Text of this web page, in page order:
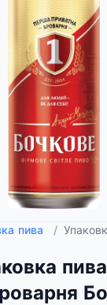
пива /